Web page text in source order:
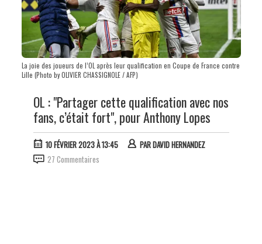
La joie des joueurs de l’OL après leur qualification en Coupe de France contre
Lille (Photo by OLIVIER CHASSIGNOLE / AFP)
OL : "Partager cette qualification avec nos
fans, c’était fort", pour Anthony Lopes
10 FÉVRIER 2023 À 13:45 PARDAVID HERNANDEZ
27 Commentaires